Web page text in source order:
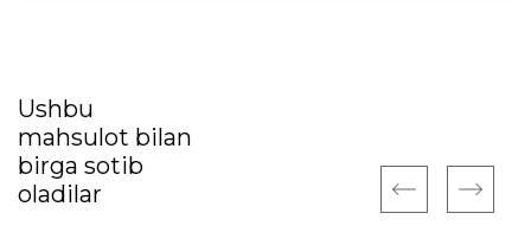
Ushbu
mahsulot bilan
birga sotib
oladilar